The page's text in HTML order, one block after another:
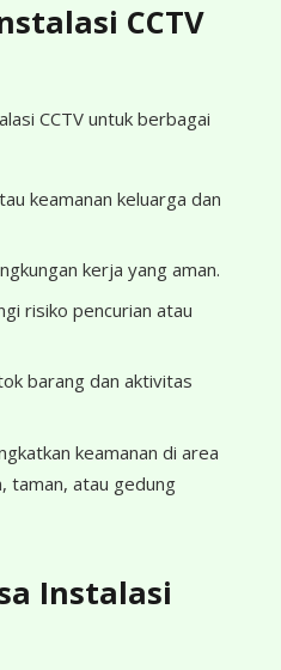
CCTV
CCTV untuk berbagai
keamanan keluarga dan
kerja yang aman.
risiko pencurian atau
barang dan aktivitas
keamanan di area
taman, atau gedung
Instalasi